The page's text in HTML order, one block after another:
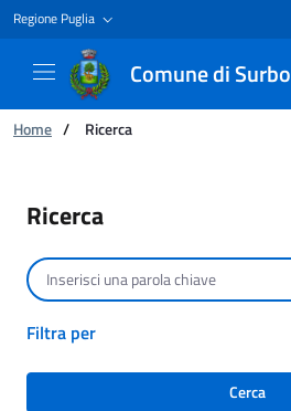
Regione Puglia
Comune di Surbo
Ti trovi in:
Home / Ricerca
Ricerca
Cerca per testo
Filtra per
Cerca